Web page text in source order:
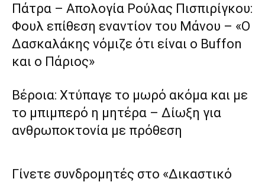
Πάτρα – Απολογία Ρούλας Πισπιρίγκου:
Φουλ επίθεση εναντίον του Μάνου – «Ο
Δασκαλάκης νόμιζε ότι είναι ο Buffon
και ο Πάριος»
Βέροια: Χτύπαγε το μωρό ακόμα και με
το μπιμπερό η μητέρα – Δίωξη για
ανθρωποκτονία με πρόθεση
Γίνετε συνδρομητές στο «Δικαστικό